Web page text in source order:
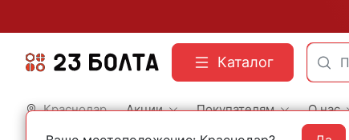
Каталог
Краснодар Акции Покупателям О нас